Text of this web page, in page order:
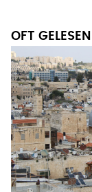
OFT GELESEN